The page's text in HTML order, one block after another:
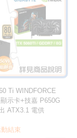
Ti WINDFORCE
示卡+技嘉 P650G
ATX3.1 電供
結束